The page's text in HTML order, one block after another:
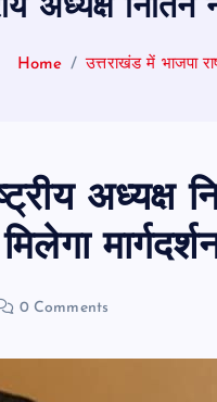
अध्यक्ष
Home उत्तराखंड में भाजपा
अध्यक्ष
0 Comments